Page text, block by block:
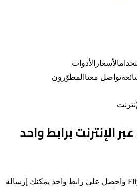
الأسعار الأدوات
تواصل معنا المطوّرون
شارك ملف PDF عبر الإنترنت برابط واحد
ارفع ملف PDF إلى FlipLink واحصل على رابط واحد يمكنك إرساله